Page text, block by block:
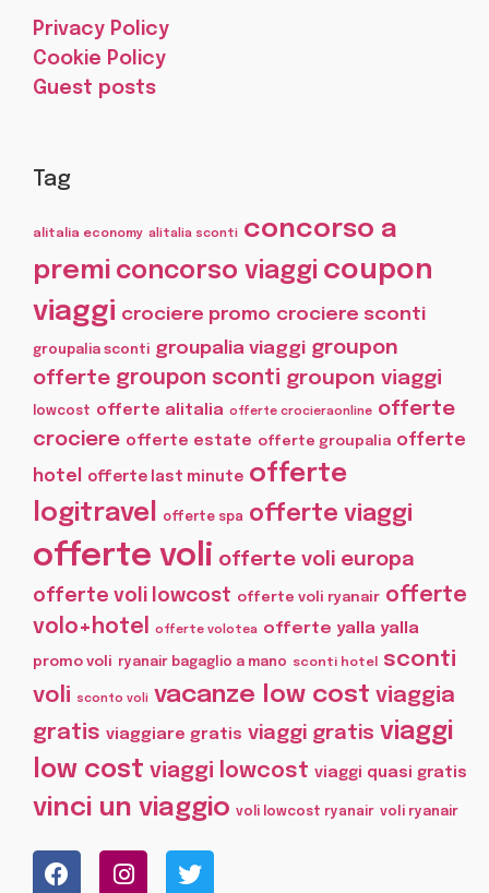
Privacy Policy
Cookie Policy
Guest posts
Tag
alitalia economy alitalia sconti concorso a
premi concorso viaggi coupon
viaggi crociere promo crociere sconti
groupalia sconti groupalia viaggi groupon
offerte groupon sconti groupon viaggi
lowcost offerte alitalia offerte crocieraonline offerte
crociere offerte estate offerte groupalia offerte
hotel
offerte last minute offerte
logitravel
offerte spa offerte viaggi
offerte voli offerte voli europa
offerte voli lowcost offerte voli ryanair offerte
volo+hotel
offerte volotea offerte yalla yalla
promo voli ryanair bagaglio a mano sconti hotel
sconti
voli
sconto voli vacanze low cost viaggia
gratis viaggiare gratis viaggi gratis viaggi
low cost viaggi lowcost viaggi quasi gratis
vinci un viaggio voli lowcost ryanair voli ryanair